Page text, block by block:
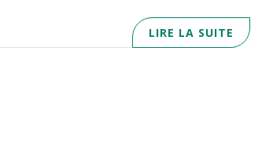
LIRE LA SUITE